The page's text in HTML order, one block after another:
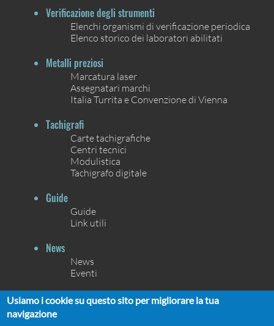
Verificazione degli strumenti
Elenchi organismi di verificazione periodica
Elenco storico dei laboratori abilitati
Metalli preziosi
Marcatura laser
Assegnatari marchi
Italia Turrita e Convenzione di Vienna
Tachigrafi
Carte tachigrafiche
Centri tecnici
Modulistica
Tachigrafo digitale
Guide
Guide
Link utili
News
News
Eventi
Contatti
Usiamo i cookie su questo sito per migliorare la tua
navigazione